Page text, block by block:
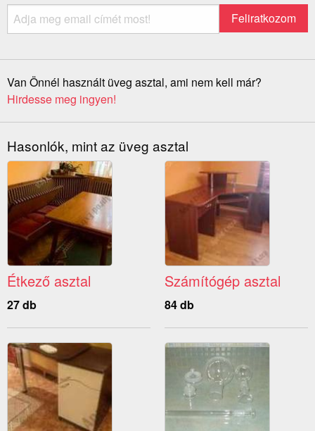
Van Önnél használt üveg asztal, ami nem kell már?
Hirdesse meg ingyen!
Hasonlók, mint az üveg asztal
Étkező asztal
27 db
Számítógép asztal
84 db